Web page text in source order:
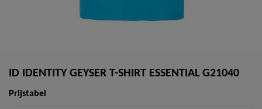
ID IDENTITY GEYSER T-SHIRT ESSENTIAL G21040
Prijstabel